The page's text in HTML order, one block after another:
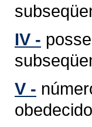
IV -
V -